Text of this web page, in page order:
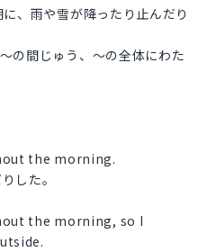
、雨や雪が降ったり止んだり
間じゅう、〜の全体にわた
the morning.
した。
the morning, so I